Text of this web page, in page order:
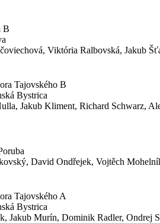
B
Viktória Ralbovská, Jakub
Tajovského B
Bystrica
Jakub Kliment, Richard Schwarz,
David Ondřejek, Vojtěch
Tajovského A
Bystrica
Jakub Murín, Dominik Radler, Ondrej